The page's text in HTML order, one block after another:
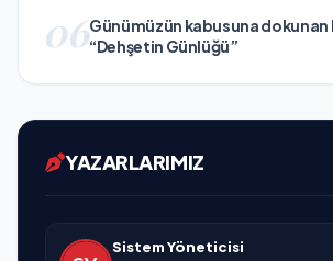
06Günümüzün kabusuna dokunan
“Dehşetin Günlüğü”
YAZARLARIMIZ
Sistem Yöneticisi